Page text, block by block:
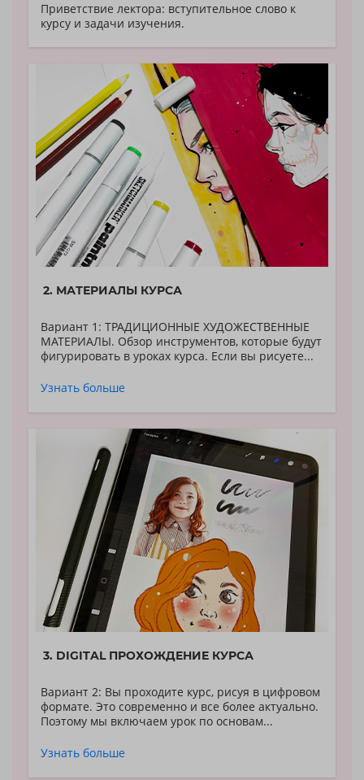
Приветствие лектора: вступительное слово к
курсу и задачи изучения.
2. МАТЕРИАЛЫ КУРСА
Вариант 1: ТРАДИЦИОННЫЕ ХУДОЖЕСТВЕННЫЕ
МАТЕРИАЛЫ. Обзор инструментов, которые будут
фигурировать в уроках курса. Если вы рисуете...
Узнать больше
3. DIGITAL ПРОХОЖДЕНИЕ КУРСА
Вариант 2: Вы проходите курс, рисуя в цифровом
формате. Это современно и все более актуально.
Поэтому мы включаем урок по основам...
Узнать больше